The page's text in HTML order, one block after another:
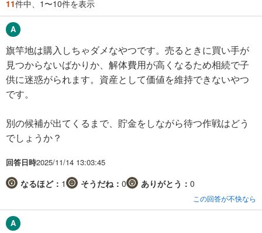
11件中、1〜10件を表示
旗竿地は購入しちゃダメなやつです。売るときに買い手が
見つからないばかりか、解体費用が高くなるため相続で子
供に迷惑がられます。資産として価値を維持できないやつ
です。
別の候補が出てくるまで、貯金をしながら待つ作戦はどう
でしょうか？
回答日時2025/11/14 13:03:45
なるほど： 1 そうだね： 0 ありがとう： 0
この回答が不快なら